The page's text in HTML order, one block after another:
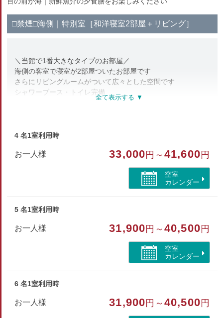
□禁煙□海側｜特別室［和洋寝室2部屋＋リビング］
＼当館で1番大きなタイプのお部屋／
海側の客室で寝室が2部屋ついたお部屋です
さらにリビングルームがついて広々とした空間です
シャワーブース・トイレ完備
【部屋設備・アメニティ】
ハンドタオル・バスタオル・歯ブラシ・シャンプー・リンス
部屋種別
特別室・スイート
部屋特徴
トイレ/禁煙/インターネットができる部屋/洗浄機付トイ
4 名1室利用時
お一人様 33,000 円～41,600 円
空室
カレンダー
5 名1室利用時
お一人様 31,900 円～40,500 円
空室
カレンダー
6 名1室利用時
お一人様 31,900 円～40,500 円